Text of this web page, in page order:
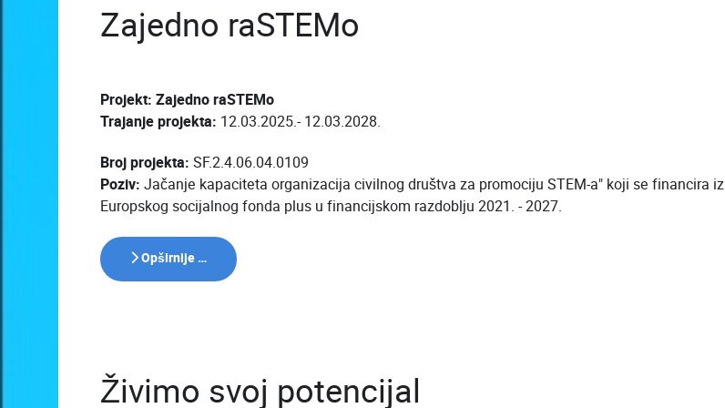
Zajedno raSTEMo
Projekt: Zajedno raSTEMo
Trajanje projekta: 12.03.2025.- 12.03.2028.
Broj projekta: SF.2.4.06.04.0109
Poziv: Jačanje kapaciteta organizacija civilnog društva za promociju STEM-a" koji se financira iz
Europskog socijalnog fonda plus u financijskom razdoblju 2021. - 2027.
Opširnije …
Živimo svoj potencijal